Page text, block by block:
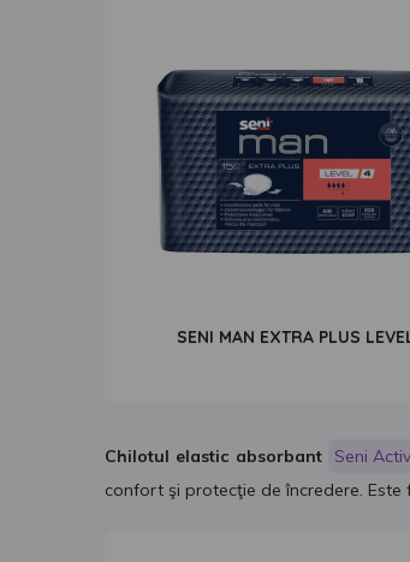
SENI MAN EXTRA PLUS
Chilotul elastic absorbant Seni
confort şi protecţie de încredere.